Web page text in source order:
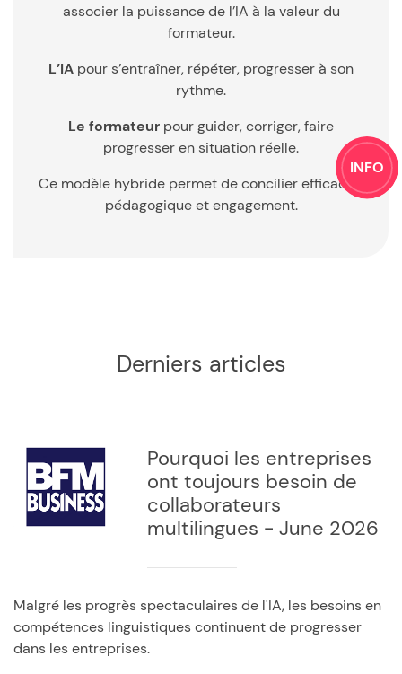
associer la puissance de l’IA à la valeur du
formateur.
L’IA pour s’entraîner, répéter, progresser à son
rythme.
Le formateur pour guider, corriger, faire
progresser en situation réelle.
Ce modèle hybride permet de concilier efficacité
pédagogique et engagement.
Derniers articles
Pourquoi les entreprises
ont toujours besoin de
collaborateurs
multilingues - June 2026
Malgré les progrès spectaculaires de l'IA, les besoins en
compétences linguistiques continuent de progresser
dans les entreprises.
INFO